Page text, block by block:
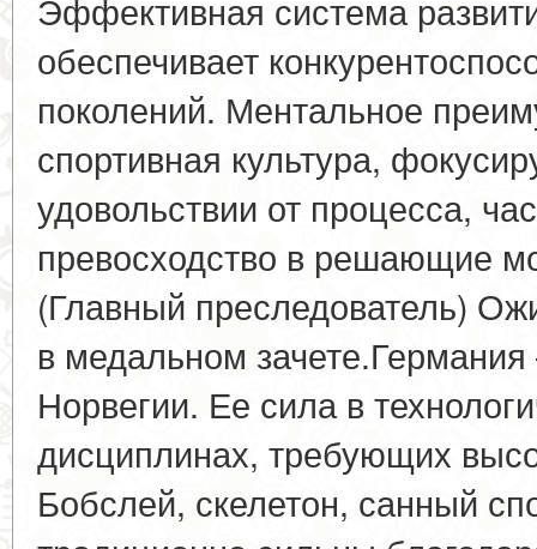
Эффективная система
обеспечивает
поколений. Ментальное
спортивная культура,
удовольствии от процесса,
превосходство в решающие
(Главный преследователь)
в медальном
Норвегии. Ее сила в
дисциплинах, требующих
Бобслей, скелетон, санный